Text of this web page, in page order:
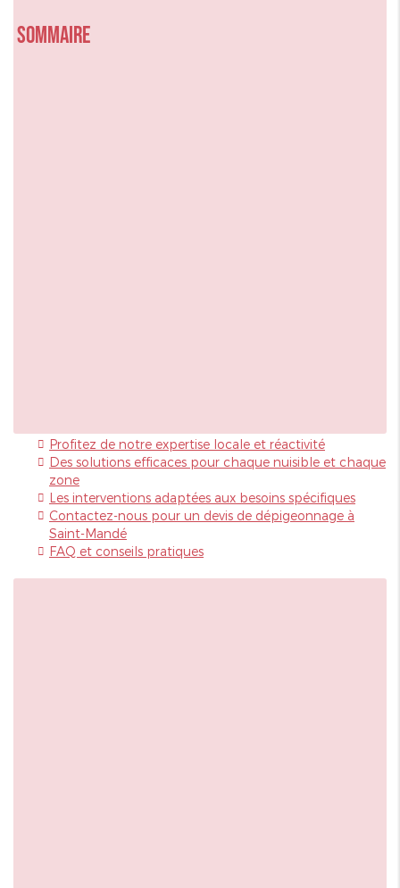
Sommaire
Profitez de notre expertise locale et réactivité
Des solutions efficaces pour chaque nuisible et chaque
zone
Les interventions adaptées aux besoins spécifiques
Contactez-nous pour un devis de dépigeonnage à
Saint-Mandé
FAQ et conseils pratiques